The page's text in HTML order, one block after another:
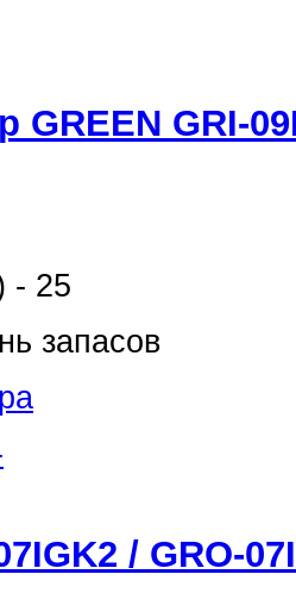
GREEN GRI-
- 25
запасов
/ GRO-